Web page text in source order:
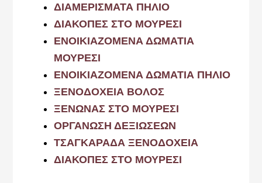
ΔΙΑΜΕΡΙΣΜΑΤΑ ΠΗΛΙΟ
ΔΙΑΚΟΠΕΣ ΣΤΟ ΜΟΥΡΕΣΙ
ΕΝΟΙΚΙΑΖΟΜΕΝΑ ΔΩΜΑΤΙΑ
ΜΟΥΡΕΣΙ
ΕΝΟΙΚΙΑΖΟΜΕΝΑ ΔΩΜΑΤΙΑ ΠΗΛΙΟ
ΞΕΝΟΔΟΧΕΙΑ ΒΟΛΟΣ
ΞΕΝΩΝΑΣ ΣΤΟ ΜΟΥΡΕΣΙ
ΟΡΓΑΝΩΣΗ ΔΕΞΙΩΣΕΩΝ
ΤΣΑΓΚΑΡΑΔΑ ΞΕΝΟΔΟΧΕΙΑ
ΔΙΑΚΟΠΕΣ ΣΤΟ ΜΟΥΡΕΣΙ